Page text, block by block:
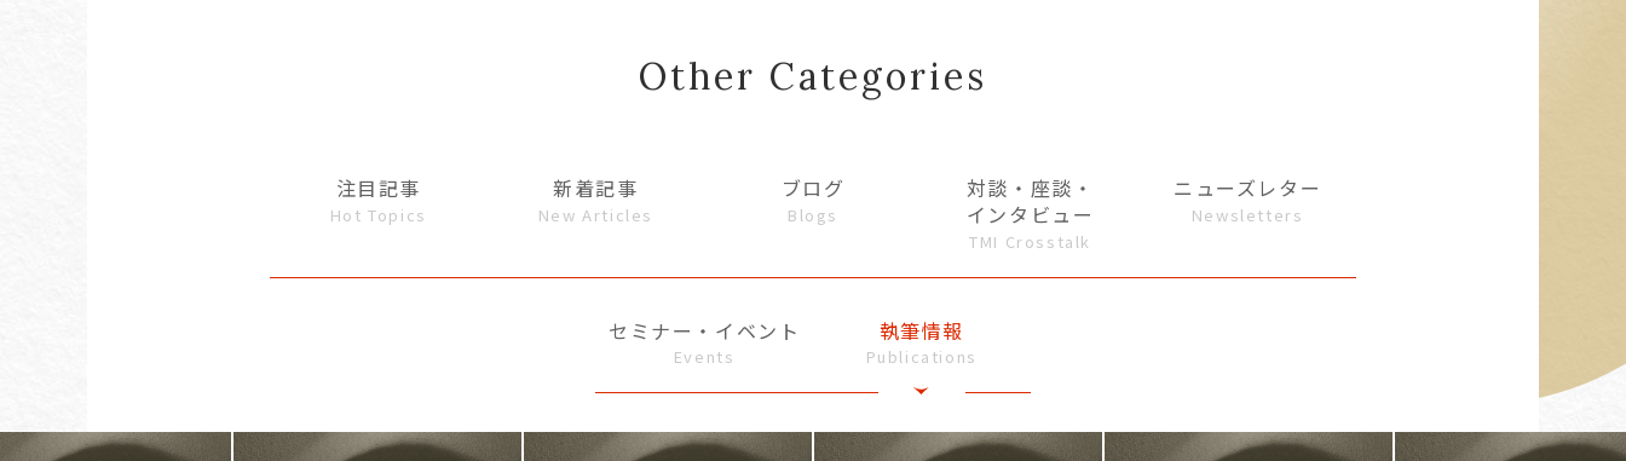
Other Categories
注目記事
Hot Topics
新着記事
New Articles
ブログ
Blogs
対談・座談・
インタビュー
TMI Crosstalk
ニューズレター
Newsletters
セミナー・イベント
Events
執筆情報
Publications